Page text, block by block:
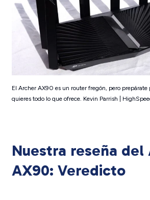
El Archer AX90 es un router fregón, pero prepárate
quieres todo lo que ofrece. Kevin Parrish |
Nuestra reseña del
AX90: Veredicto